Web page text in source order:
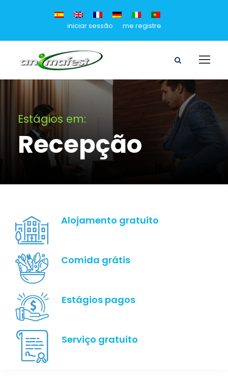
iniciar sessão me registre
Estágios em:
Recepção
Alojamento gratuito
Comida grátis
Estágios pagos
Serviço gratuito